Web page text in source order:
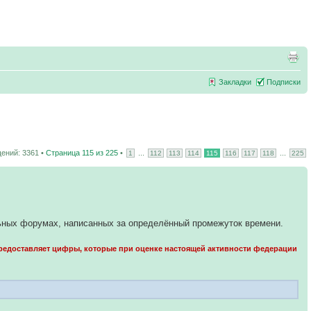
Закладки Подписки
3361 • Страница 115 из 225 • 1 112 113 114 115 116 117 118 225
форумах, написанных за определённый промежуток времени.
цифры, которые при оценке настоящей активности федерации